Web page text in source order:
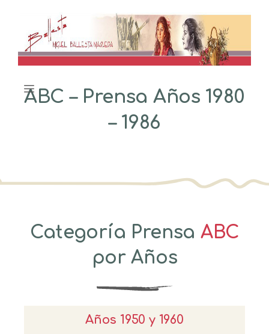
contenido
Menú
ABC – Prensa Años 1980
– 1986
Categoría Prensa ABC
por Años
Años 1950 y 1960